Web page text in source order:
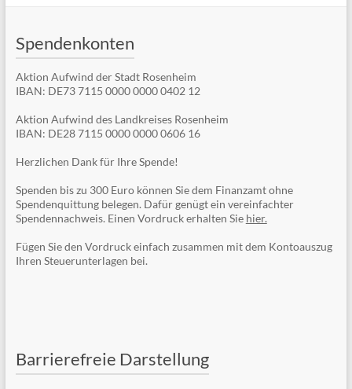
Spendenkonten
Aktion Aufwind der Stadt Rosenheim
IBAN: DE73 7115 0000 0000 0402 12
Aktion Aufwind des Landkreises Rosenheim
IBAN: DE28 7115 0000 0000 0606 16
Herzlichen Dank für Ihre Spende!
Spenden bis zu 300 Euro können Sie dem Finanzamt ohne
Spendenquittung belegen. Dafür genügt ein vereinfachter
Spendennachweis. Einen Vordruck erhalten Sie hier.
Fügen Sie den Vordruck einfach zusammen mit dem Kontoauszug
Ihren Steuerunterlagen bei.
Barrierefreie Darstellung